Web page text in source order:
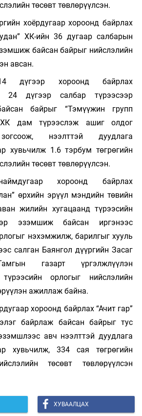
төсөвт төвлөрүүлсэн.
хоёрдугаар хороонд байрлах
ХК-ийн 36 дугаар салбарын
байсан байрыг нийслэлийн
авсан.
дүгээр хороонд байрлах
24 дүгээр салбар түрээсээр
байрыг “Тэмүүжин групп
дам түрээслэж ашиг олдог
нээлттэй дуудлага
хувьчилж 1.6 тэрбум төгрөгийн
төсөвт төвлөрүүлсэн.
хороонд байрлах
өрхийн эрүүл мэндийн төвийн
жилийн хугацаанд түрээсийн
эзэмшиж байсан иргэнээс
нэхэмжилж, барилгыг хууль
салган Баянгол дүүргийн Засаг
газарт үргэлжлүүлэн
орлогыг нийслэлийн
ажиллаж байна.
хороонд байрлах “Ачит гар”
байрлаж байсан байрыг тус
авч нээлттэй дуудлага
хувьчилж, 334 сая төгрөгийн
төсөвт төвлөрүүлсэн
ХУВААЛЦАХ